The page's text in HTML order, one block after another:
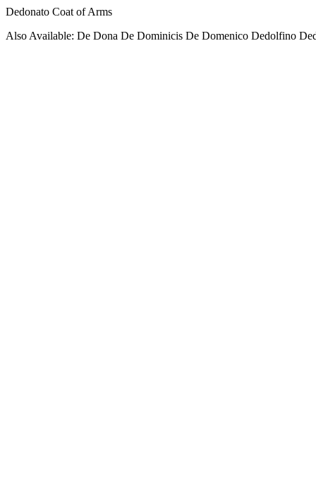
Dedonato Coat of Arms
Also Available: De Dona De Dominicis De Domenico Dedolfino